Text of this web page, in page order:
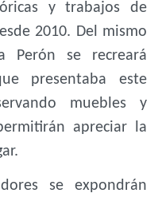
y trabajos de
2010. Del mismo
Perón se recreará
presentaba este
muebles y
apreciar la
se expondrán